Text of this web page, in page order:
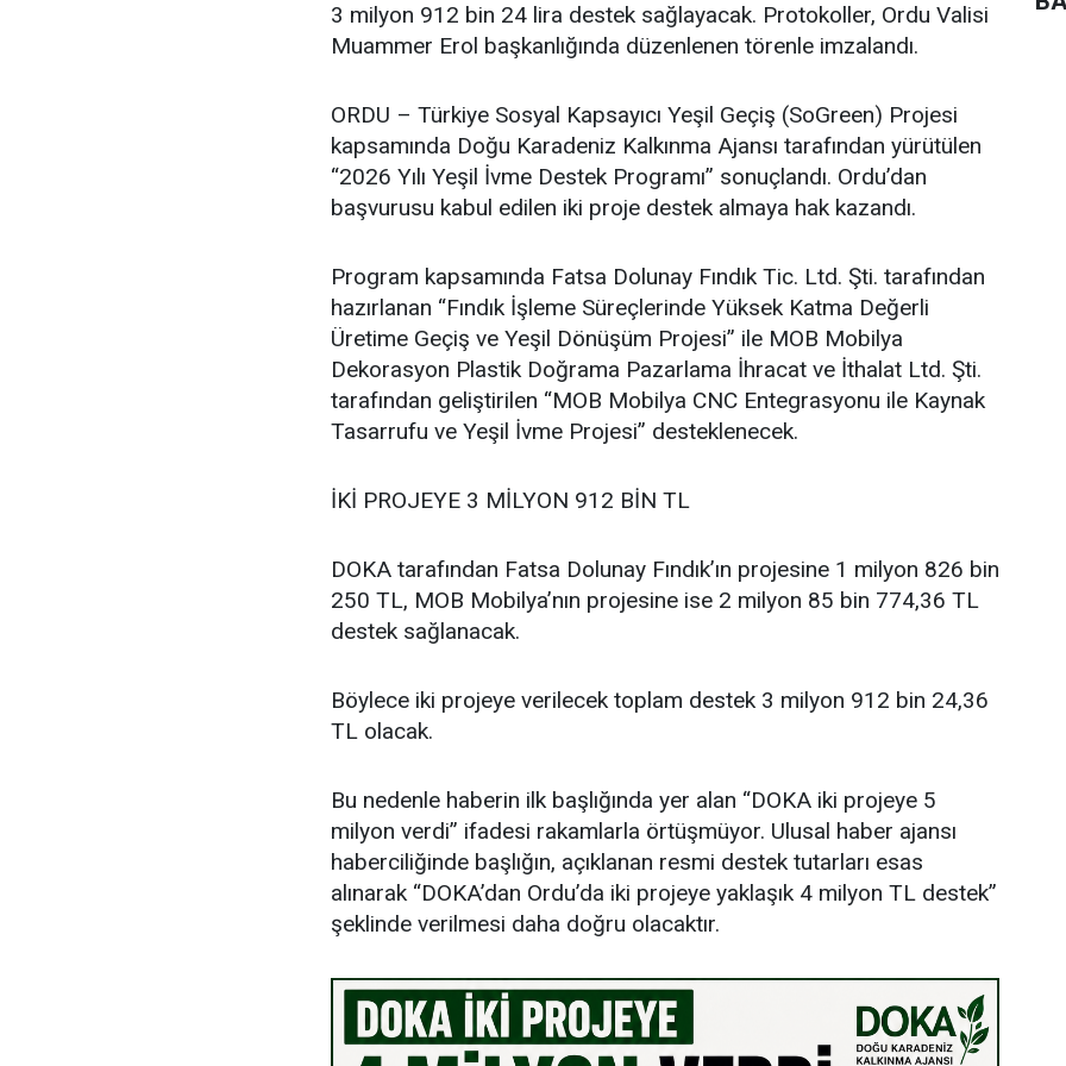
3 milyon 912 bin 24 lira destek sağlayacak. Protokoller, Ordu Valisi
Muammer Erol başkanlığında düzenlenen törenle imzalandı.
ORDU – Türkiye Sosyal Kapsayıcı Yeşil Geçiş (SoGreen) Projesi
kapsamında Doğu Karadeniz Kalkınma Ajansı tarafından yürütülen
“2026 Yılı Yeşil İvme Destek Programı” sonuçlandı. Ordu’dan
başvurusu kabul edilen iki proje destek almaya hak kazandı.
Program kapsamında Fatsa Dolunay Fındık Tic. Ltd. Şti. tarafından
hazırlanan “Fındık İşleme Süreçlerinde Yüksek Katma Değerli
Üretime Geçiş ve Yeşil Dönüşüm Projesi” ile MOB Mobilya
Dekorasyon Plastik Doğrama Pazarlama İhracat ve İthalat Ltd. Şti.
tarafından geliştirilen “MOB Mobilya CNC Entegrasyonu ile Kaynak
Tasarrufu ve Yeşil İvme Projesi” desteklenecek.
İKİ PROJEYE 3 MİLYON 912 BİN TL
DOKA tarafından Fatsa Dolunay Fındık’ın projesine 1 milyon 826 bin
250 TL, MOB Mobilya’nın projesine ise 2 milyon 85 bin 774,36 TL
destek sağlanacak.
Böylece iki projeye verilecek toplam destek 3 milyon 912 bin 24,36
TL olacak.
Bu nedenle haberin ilk başlığında yer alan “DOKA iki projeye 5
milyon verdi” ifadesi rakamlarla örtüşmüyor. Ulusal haber ajansı
haberciliğinde başlığın, açıklanan resmi destek tutarları esas
alınarak “DOKA’dan Ordu’da iki projeye yaklaşık 4 milyon TL destek”
şeklinde verilmesi daha doğru olacaktır.